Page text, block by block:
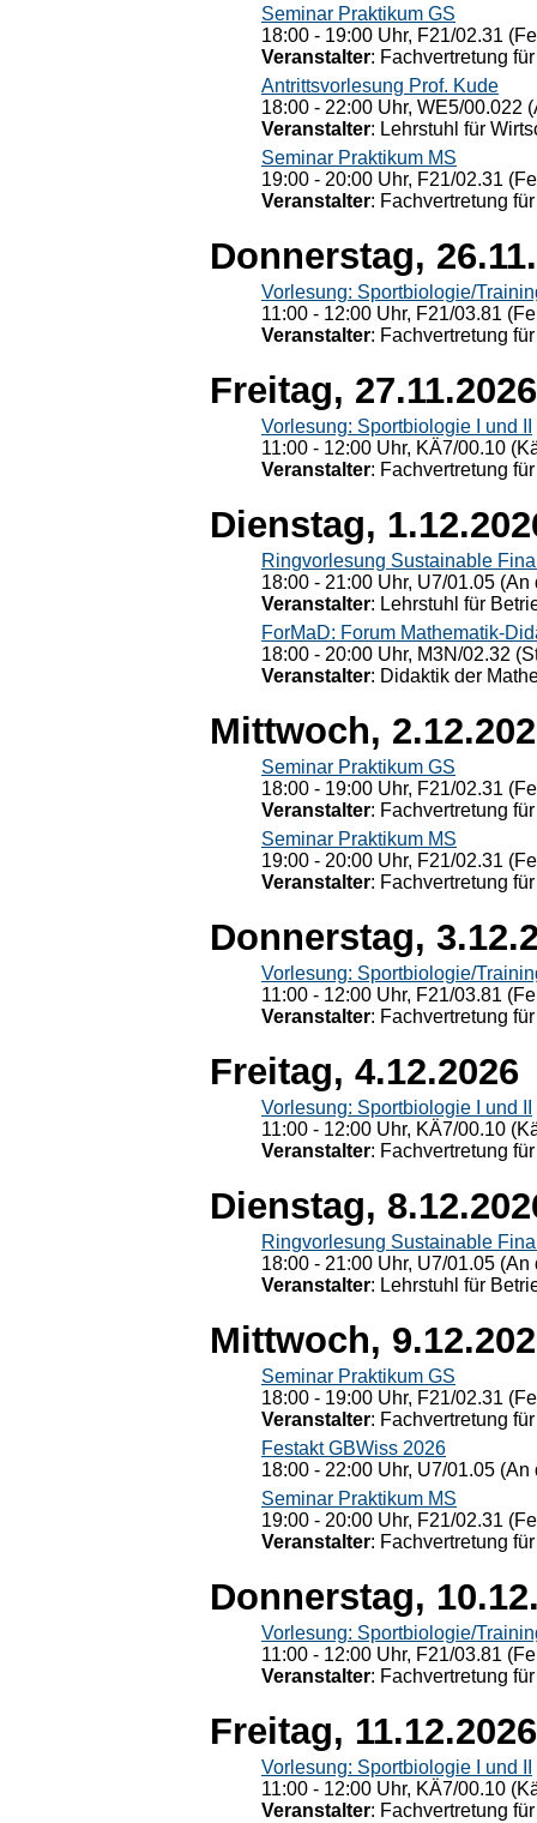
Seminar Praktikum GS
18:00 - 19:00 Uhr, F21/02.31
Veranstalter: Fachvertretung
Antrittsvorlesung Prof. Kude
18:00 - 22:00 Uhr, WE5/00.022
Veranstalter: Lehrstuhl für
Seminar Praktikum MS
19:00 - 20:00 Uhr, F21/02.31
Veranstalter: Fachvertretung
Donnerstag,
Vorlesung: Sportbiologie/
11:00 - 12:00 Uhr, F21/03.81
Veranstalter: Fachvertretung
Freitag, 27.11.2026
Vorlesung: Sportbiologie I und II
11:00 - 12:00 Uhr, KÄ7/00.10
Veranstalter: Fachvertretung
Dienstag,
Ringvorlesung Sustainable
18:00 - 21:00 Uhr, U7/01.05
Veranstalter: Lehrstuhl für
ForMaD: Forum Mathematik-
18:00 - 20:00 Uhr, M3N/02.32
Veranstalter: Didaktik der
Mittwoch,
Seminar Praktikum GS
18:00 - 19:00 Uhr, F21/02.31
Veranstalter: Fachvertretung
Seminar Praktikum MS
19:00 - 20:00 Uhr, F21/02.31
Veranstalter: Fachvertretung
Donnerstag,
Vorlesung: Sportbiologie/
11:00 - 12:00 Uhr, F21/03.81
Veranstalter: Fachvertretung
Freitag, 4.12.2026
Vorlesung: Sportbiologie I und II
11:00 - 12:00 Uhr, KÄ7/00.10
Veranstalter: Fachvertretung
Dienstag,
Ringvorlesung Sustainable
18:00 - 21:00 Uhr, U7/01.05
Veranstalter: Lehrstuhl für
Mittwoch,
Seminar Praktikum GS
18:00 - 19:00 Uhr, F21/02.31
Veranstalter: Fachvertretung
Festakt GBWiss 2026
18:00 - 22:00 Uhr, U7/01.05
Seminar Praktikum MS
19:00 - 20:00 Uhr, F21/02.31
Veranstalter: Fachvertretung
Donnerstag,
Vorlesung: Sportbiologie/
11:00 - 12:00 Uhr, F21/03.81
Veranstalter: Fachvertretung
Freitag, 11.12.2026
Vorlesung: Sportbiologie I und II
11:00 - 12:00 Uhr, KÄ7/00.10
Veranstalter: Fachvertretung